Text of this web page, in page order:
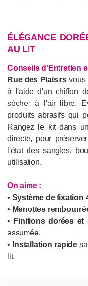
ÉLÉGANCE
AU LIT
Conseils d'Entretien
Rue des Plaisirsvous
à l'aide d'un chiffon
sécher à l'air libre.
produits abrasifs qui
Rangez le kit dans
directe, pour
l'état des sangles,
utilisation.
On aime :
• Système de fixation
• Menottes
• Finitions dorées et
assumée.
• Installation rapide
lit.